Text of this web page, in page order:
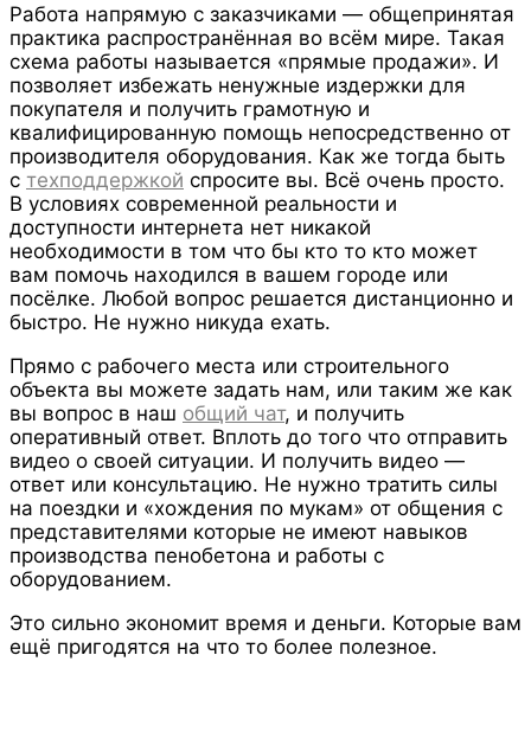
Работа напрямую с заказчиками — общепринятая
практика распространённая во всём мире. Такая
схема работы называется «прямые продажи». И
позволяет избежать ненужные издержки для
покупателя и получить грамотную и
квалифицированную помощь непосредственно от
производителя оборудования. Как же тогда быть
с техподдержкой спросите вы. Всё очень просто.
В условиях современной реальности и
доступности интернета нет никакой
необходимости в том что бы кто то кто может
вам помочь находился в вашем городе или
посёлке. Любой вопрос решается дистанционно и
быстро. Не нужно никуда ехать.
Прямо с рабочего места или строительного
объекта вы можете задать нам, или таким же как
вы вопрос в наш общий чат, и получить
оперативный ответ. Вплоть до того что отправить
видео о своей ситуации. И получить видео —
ответ или консультацию. Не нужно тратить силы
на поездки и «хождения по мукам» от общения с
представителями которые не имеют навыков
производства пенобетона и работы с
оборудованием.
Это сильно экономит время и деньги. Которые вам
ещё пригодятся на что то более полезное.